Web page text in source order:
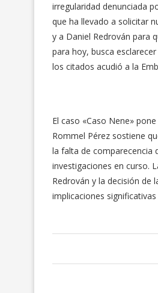
irregularidad denunciada
que ha llevado a solicitar
y a Daniel Redrován para
para hoy, busca
los citados acudió a la
El caso «Caso Nene»
Rommel Pérez sostiene
la falta de comparecencia
investigaciones en curso.
Redrován y la decisión de
implicaciones